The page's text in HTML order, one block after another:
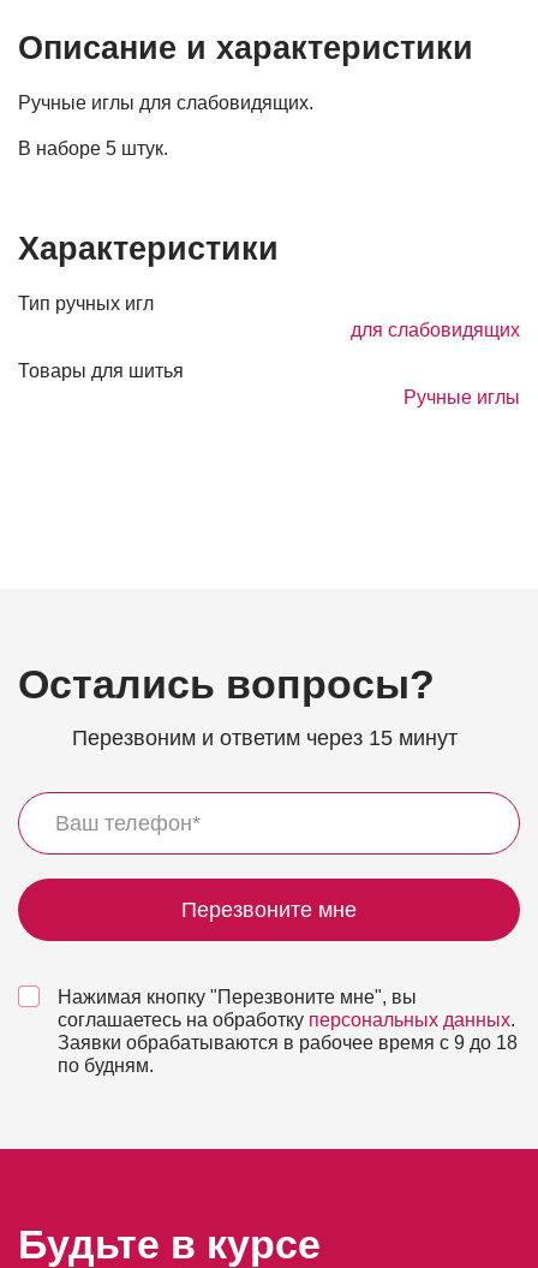
Описание и характеристики
Ручные иглы для слабовидящих.
В наборе 5 штук.
Характеристики
Тип ручных игл
для слабовидящих
Товары для шитья
Ручные иглы
Остались вопросы?
Перезвоним и ответим через 15 минут
Перезвоните мне
Нажимая кнопку "Перезвоните мне", вы
соглашаетесь на обработку персональных данных.
Заявки обрабатываются в рабочее время с 9 до 18
по будням.
Будьте в курсе